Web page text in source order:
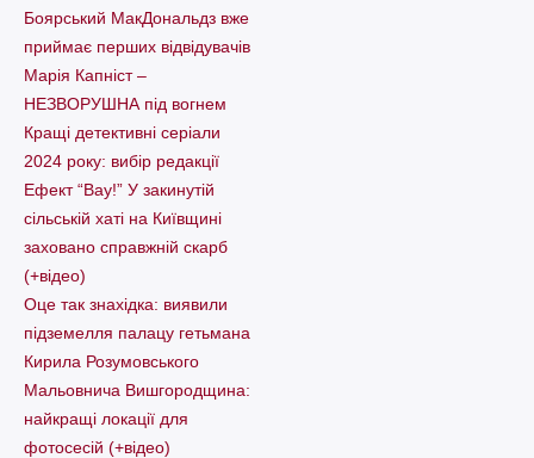
Боярський МакДональдз вже
приймає перших відвідувачів
Марія Капніст –
НЕЗВОРУШНА під вогнем
Кращі детективні серіали
2024 року: вибір редакції
Ефект “Вау!” У закинутій
сільській хаті на Київщині
заховано справжній скарб
(+відео)
Оце так знахідка: виявили
підземелля палацу гетьмана
Кирила Розумовського
Мальовнича Вишгородщина:
найкращі локації для
фотосесій (+відео)